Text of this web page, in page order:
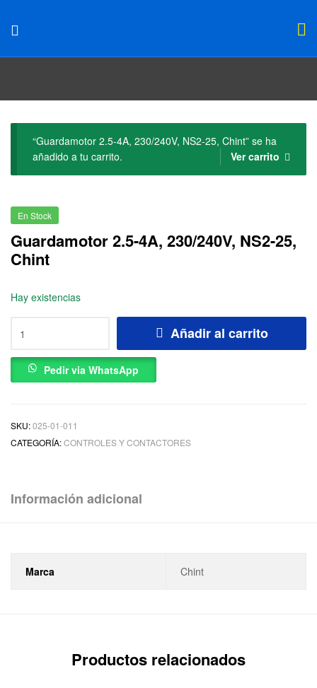
“Guardamotor 2.5-4A, 230/240V, NS2-25, Chint” se ha
añadido a tu carrito.
Ver carrito
En Stock
Guardamotor 2.5-4A, 230/240V, NS2-25,
Chint
Hay existencias
Añadir al carrito
Pedir via WhatsApp
SKU:025-01-011
CATEGORÍA:CONTROLES Y CONTACTORES
Información adicional
Marca Chint
Productos relacionados